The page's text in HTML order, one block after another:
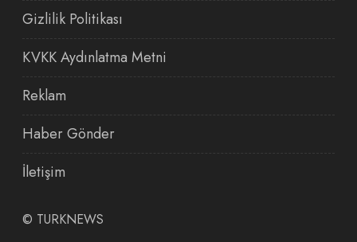
Gizlilik Politikası
KVKK Aydınlatma Metni
Reklam
Haber Gönder
İletişim
© TURKNEWS